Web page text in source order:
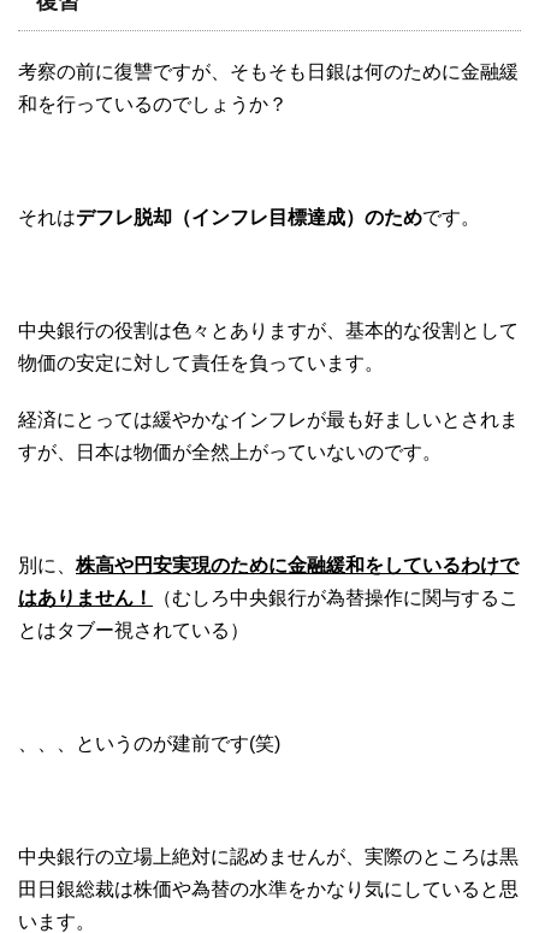
考察の前に復讐ですが、そもそも日銀は何のために金融緩
和を行っているのでしょうか？
それはデフレ脱却（インフレ目標達成）のためです。
中央銀行の役割は色々とありますが、基本的な役割として
物価の安定に対して責任を負っています。
経済にとっては緩やかなインフレが最も好ましいとされま
すが、日本は物価が全然上がっていないのです。
別に、 株高や円安実現のために金融緩和をしているわけで
はありません！
（むしろ中央銀行が為替操作に関与するこ
とはタブー視されている）
、、、というのが建前です(笑)
中央銀行の立場上絶対に認めませんが、実際のところは黒
田日銀総裁は株価や為替の水準をかなり気にしていると思
います。